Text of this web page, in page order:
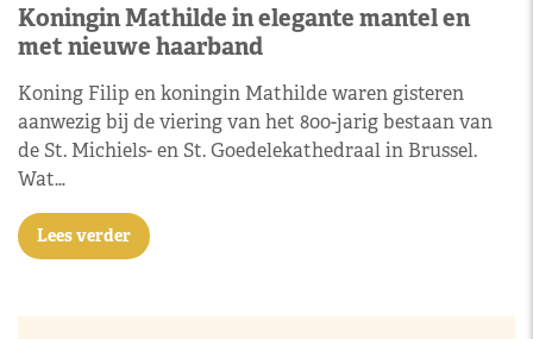
Koningin Mathilde in elegante mantel en
met nieuwe haarband
Koning Filip en koningin Mathilde waren gisteren
aanwezig bij de viering van het 800-jarig bestaan van
de St. Michiels- en St. Goedelekathedraal in Brussel.
Wat…
Lees verder